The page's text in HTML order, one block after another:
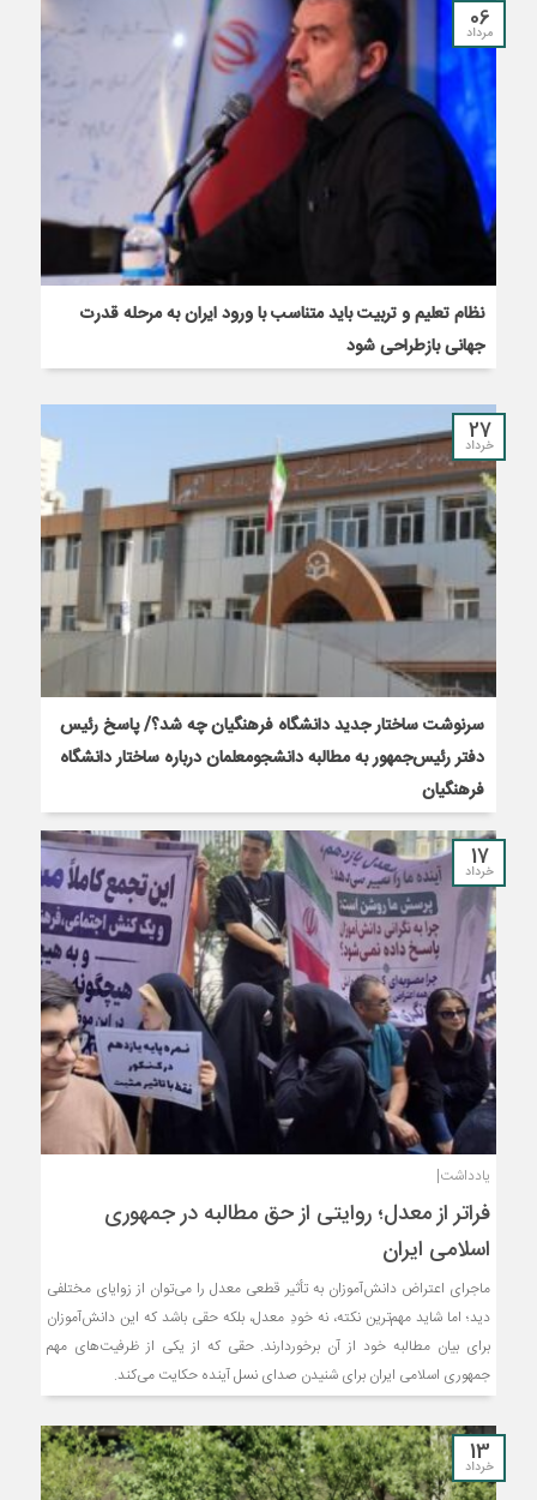
06
مرداد
نظام تعلیم و تربیت باید متناسب با ورود ایران به مرحله قدرت
جهانی بازطراحی شود
27
خرداد
سرنوشت ساختار جدید دانشگاه فرهنگیان چه شد؟/ پاسخ رئیس
دفتر رئیس‌جمهور به مطالبه دانشجومعلمان درباره ساختار دانشگاه
فرهنگیان
17
خرداد
یادداشت|
فراتر از معدل؛ روایتی از حق مطالبه در جمهوری
اسلامی ایران
ماجرای اعتراض دانش‌آموزان به تأثیر قطعی معدل را می‌توان از زوایای مختلفی
دید؛ اما شاید مهم‌ترین نکته، نه خودِ معدل، بلکه حقی باشد که این دانش‌آموزان
برای بیان مطالبه خود از آن برخوردارند. حقی که از یکی از ظرفیت‌های مهم
جمهوری اسلامی ایران برای شنیدن صدای نسل آینده حکایت می‌کند.
13
خرداد